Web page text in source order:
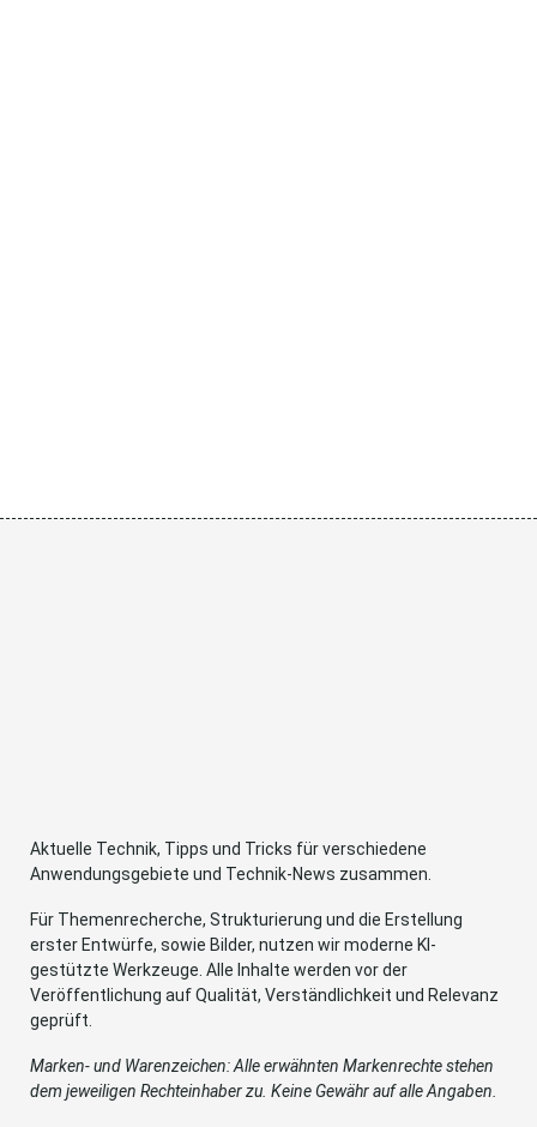
Aktuelle Technik, Tipps und Tricks für verschiedene
Anwendungsgebiete und Technik-News zusammen.
Für Themenrecherche, Strukturierung und die Erstellung
erster Entwürfe, sowie Bilder, nutzen wir moderne KI-
gestützte Werkzeuge. Alle Inhalte werden vor der
Veröffentlichung auf Qualität, Verständlichkeit und Relevanz
geprüft.
Marken- und Warenzeichen: Alle erwähnten Markenrechte stehen
dem jeweiligen Rechteinhaber zu. Keine Gewähr auf alle Angaben.